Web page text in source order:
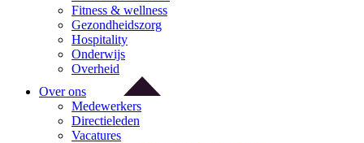
Fitness & wellness
Gezondheidszorg
Hospitality
Onderwijs
Overheid
Over ons
Medewerkers
Directieleden
Vacatures